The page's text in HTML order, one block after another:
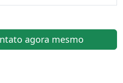
agora mesmo